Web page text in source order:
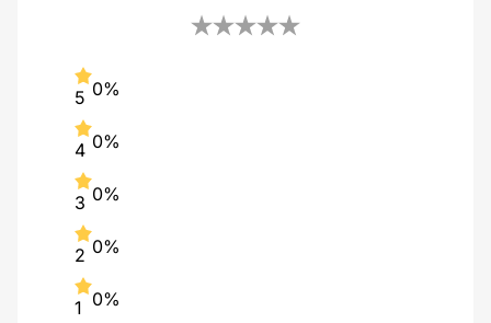
5 0%
4 0%
3 0%
2 0%
1 0%